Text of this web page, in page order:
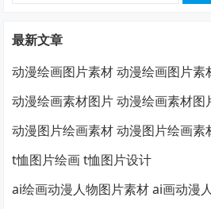
最新文章
动漫绘画图片素材 动漫绘画图片素
动漫绘画素材图片 动漫绘画素材图
动漫图片绘画素材 动漫图片绘画素
t恤图片绘画 t恤图片设计
ai绘画动漫人物图片素材 ai画动漫